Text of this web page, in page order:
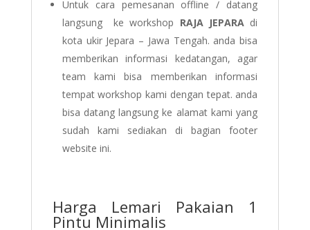
Untuk cara pemesanan offline / datang
langsung ke workshop RAJA JEPARAdi
kota ukir Jepara – Jawa Tengah. anda bisa
memberikan informasi kedatangan, agar
team kami bisa memberikan informasi
tempat workshop kami dengan tepat. anda
bisa datang langsung ke alamat kami yang
sudah kami sediakan di bagian footer
website ini.
Harga Lemari Pakaian 1
Pintu Minimalis